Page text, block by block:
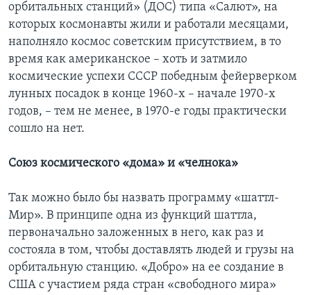
орбитальных станций» (ДОС) типа «Салют», на
которых космонавты жили и работали месяцами,
наполняло космос советским присутствием, в то
время как американское – хоть и затмило
космические успехи СССР победным фейерверком
лунных посадок в конце 1960-х – начале 1970-х
годов, – тем не менее, в 1970-е годы практически
сошло на нет.
Союз космического «дома» и «челнока»
Так можно было бы назвать программу «шаттл-
Мир». В принципе одна из функций шаттла,
первоначально заложенных в него, как раз и
состояла в том, чтобы доставлять людей и грузы на
орбитальную станцию. «Добро» на ее создание в
США с участием ряда стран «свободного мира»